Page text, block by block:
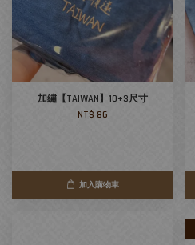
加繡【TAIWAN】10+3尺寸
NT$ 86
加入購物車